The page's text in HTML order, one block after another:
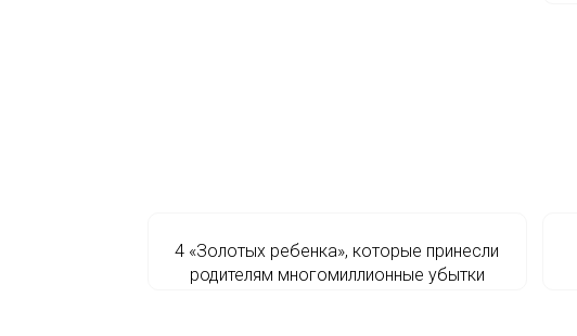
4 «Золотых ребенка», которые принесли
родителям многомиллионные убытки